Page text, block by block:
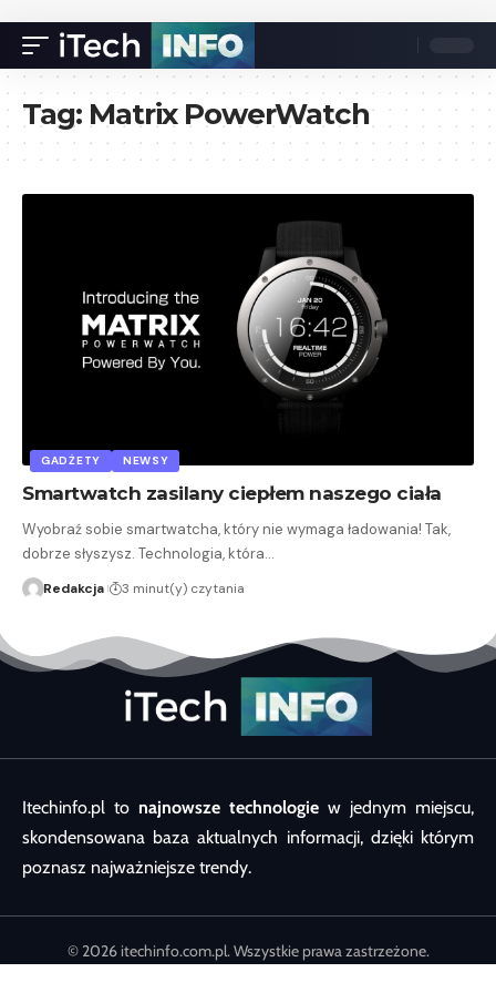
Tag: Matrix PowerWatch
GADŻETY NEWSY
Smartwatch zasilany ciepłem naszego ciała
Wyobraź sobie smartwatcha, który nie wymaga ładowania! Tak,
dobrze słyszysz. Technologia, która…
Redakcja 3 minut(y) czytania
Itechinfo.pl to najnowsze technologie w jednym miejscu,
skondensowana baza aktualnych informacji, dzięki którym
poznasz najważniejsze trendy.
© 2026 itechinfo.com.pl. Wszystkie prawa zastrzeżone.